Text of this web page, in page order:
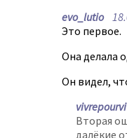
evo_lutio
Это первое.
Она делала
Он видел,
Вторая
далёкие